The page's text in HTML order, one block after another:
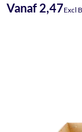
Vanaf 2,47Excl